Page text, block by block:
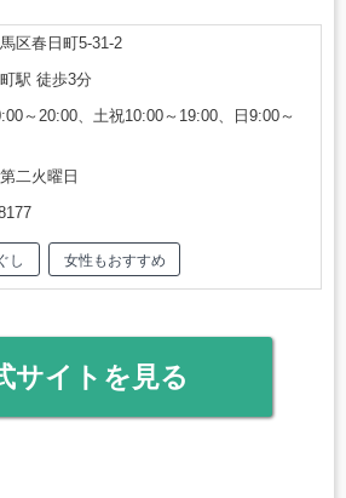
区春日町5-31-2
駅 徒歩3分
～20:00、土祝10:00～19:00、日9:00～
二火曜日
し 女性もおすすめ
サイトを見る